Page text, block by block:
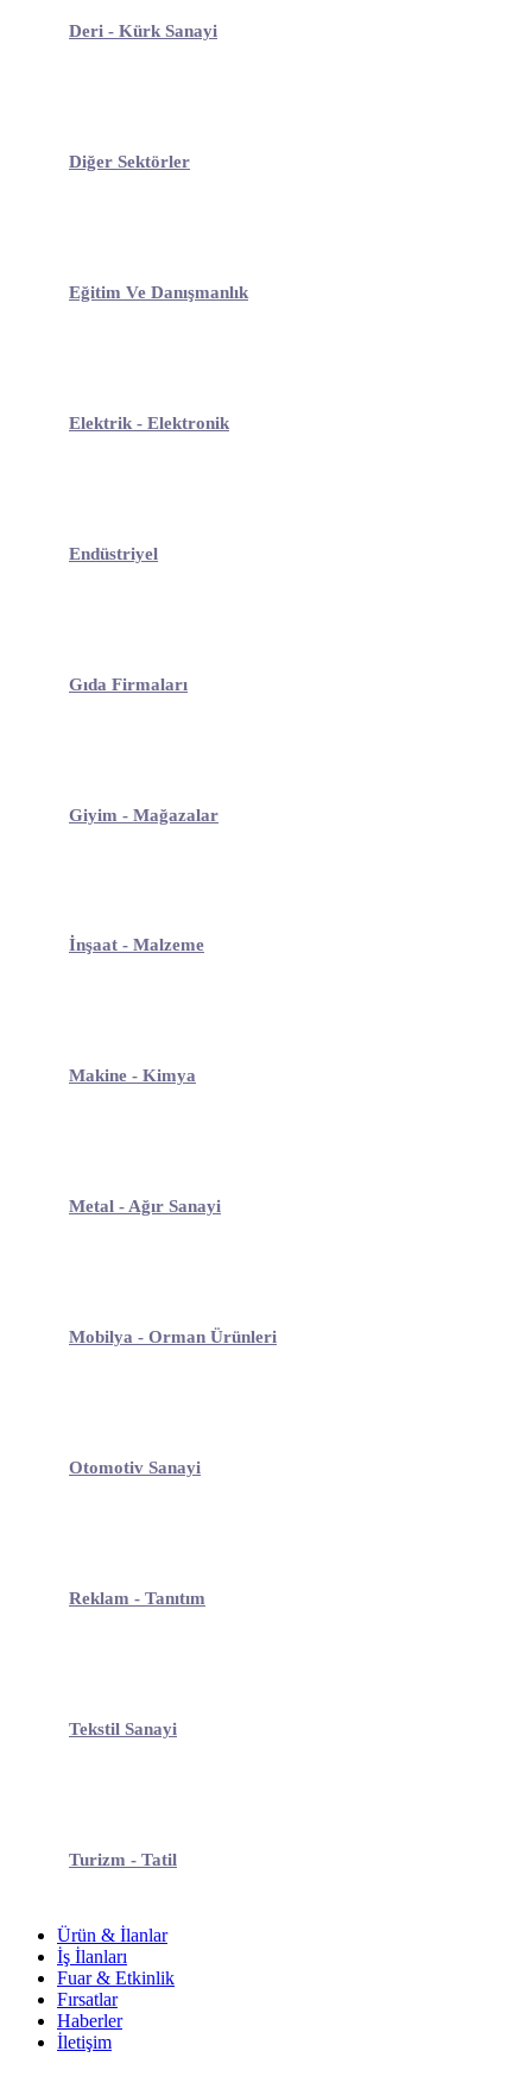
Deri - Kürk Sanayi
Diğer Sektörler
Eğitim Ve Danışmanlık
Elektrik - Elektronik
Endüstriyel
Gıda Firmaları
Giyim - Mağazalar
İnşaat - Malzeme
Makine - Kimya
Metal - Ağır Sanayi
Mobilya - Orman Ürünleri
Otomotiv Sanayi
Reklam - Tanıtım
Tekstil Sanayi
Turizm - Tatil
Ürün & İlanlar
İş İlanları
Fuar & Etkinlik
Fırsatlar
Haberler
İletişim